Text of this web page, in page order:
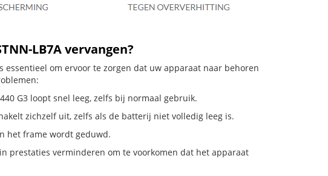
LB7A vervangen?
essentieel om ervoor te zorgen dat uw apparaat naar behoren
G3 loopt snel leeg, zelfs bij normaal gebruik.
zichzelf uit, zelfs als de batterij niet volledig leeg is.
het frame wordt geduwd.
prestaties verminderen om te voorkomen dat het apparaat